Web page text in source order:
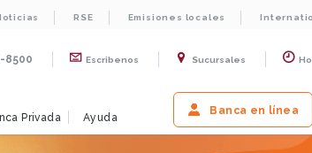
RSE Emisiones locales
8500 Escribenos Sucursales
Privada Ayuda
Banca en línea